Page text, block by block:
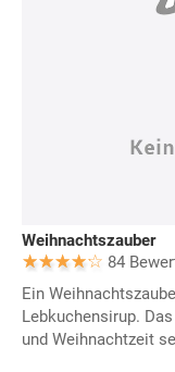
Weihnachtszauber
84
Ein
Lebkuchensirup.
und Weihnachtzeit